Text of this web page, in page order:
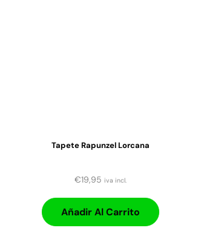
Tapete Rapunzel Lorcana
€19,95 iva incl.
Añadir Al Carrito